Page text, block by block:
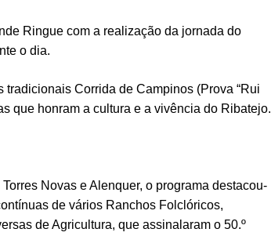
Ringue com a realização da jornada do
o dia.
Corrida de Campinos (Prova “Rui
que honram a cultura e a vivência do Ribatejo.
Novas e Alenquer, o programa destacou-
de vários Ranchos Folclóricos,
de Agricultura, que assinalaram o 50.º